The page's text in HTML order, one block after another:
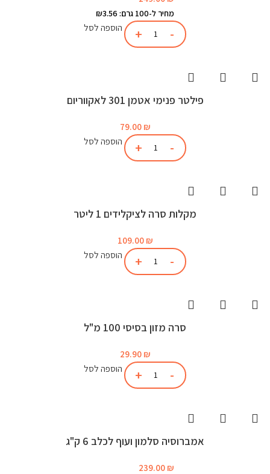
מחיר ל-100 גרם: ₪3.56
הוספה לסל
פילטר פנימי אטמן 301 לאקווריום
79.00 ₪
הוספה לסל
מקלות סרה לציקלידים 1 ליטר
109.00 ₪
הוספה לסל
סרה מזון בסיסי 100 מ"ל
29.90 ₪
הוספה לסל
אמברוסיה סלמון ועוף לכלב 6 ק"ג
239.00 ₪